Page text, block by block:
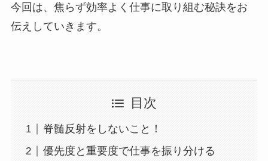
今回は、焦らず効率よく仕事に取り組む秘訣をお
伝えしていきます。
目次
脊髄反射をしないこと！
優先度と重要度で仕事を振り分ける